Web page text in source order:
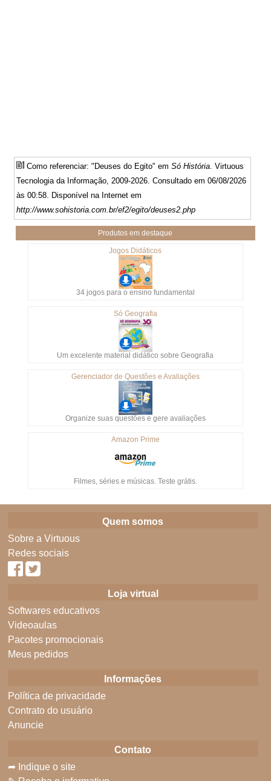
Como referenciar: "Deuses do Egito" emSó História. Virtuous
Tecnologia da Informação, 2009-2026. Consultado em 06/08/2026
às 00:58. Disponível na Internet em
http://www.sohistoria.com.br/ef2/egito/deuses2.php
Produtos em destaque
Jogos Didáticos
34 jogos para o ensino fundamental
Só Geografia
Um excelente material didático sobre Geografia
Gerenciador de Questões e Avaliações
Organize suas questões e gere avaliações
Amazon Prime
Filmes, séries e músicas. Teste grátis.
Quem somos
Sobre a Virtuous
Redes sociais
Loja virtual
Softwares educativos
Videoaulas
Pacotes promocionais
Meus pedidos
Informações
Política de privacidade
Contrato do usuário
Anuncie
Contato
➦ Indique o site